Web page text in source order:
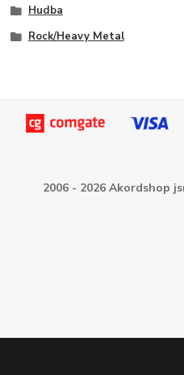
Hudba
Rock/Heavy Metal
2006 - 2026 Akordshop